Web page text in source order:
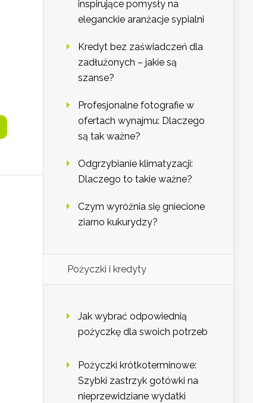
inspirujące pomysły na
eleganckie aranżacje sypialni
Kredyt bez zaświadczeń dla
zadłużonych – jakie są
szanse?
Profesjonalne fotografie w
ofertach wynajmu: Dlaczego
są tak ważne?
Odgrzybianie klimatyzacji:
Dlaczego to takie ważne?
Czym wyróżnia się gniecione
ziarno kukurydzy?
Pożyczki i kredyty
Jak wybrać odpowiednią
pożyczkę dla swoich potrzeb
Pożyczki krótkoterminowe:
Szybki zastrzyk gotówki na
nieprzewidziane wydatki